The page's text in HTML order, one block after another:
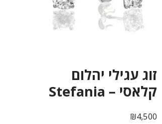
זוג עגילי יהלום
קלאסי – Stefania
₪4,500